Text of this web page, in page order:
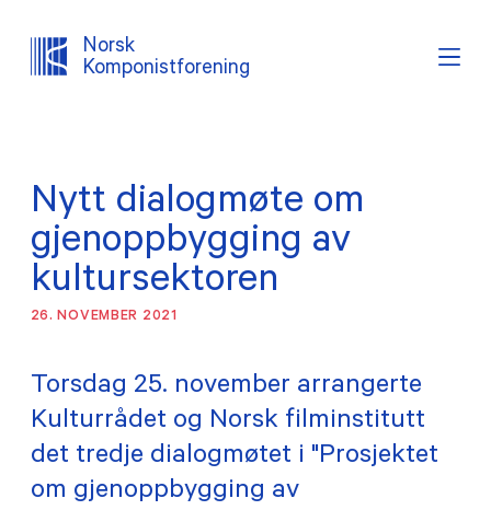
Norsk
Komponistforening
OM NKF
AKTUELT
TJENESTER
PROSJEKTER
Nytt dialogmøte om
gjenoppbygging av
kultursektoren
26. NOVEMBER 2021
Torsdag 25. november arrangerte
Kulturrådet og Norsk filminstitutt
det tredje dialogmøtet i "Prosjektet
om gjenoppbygging av